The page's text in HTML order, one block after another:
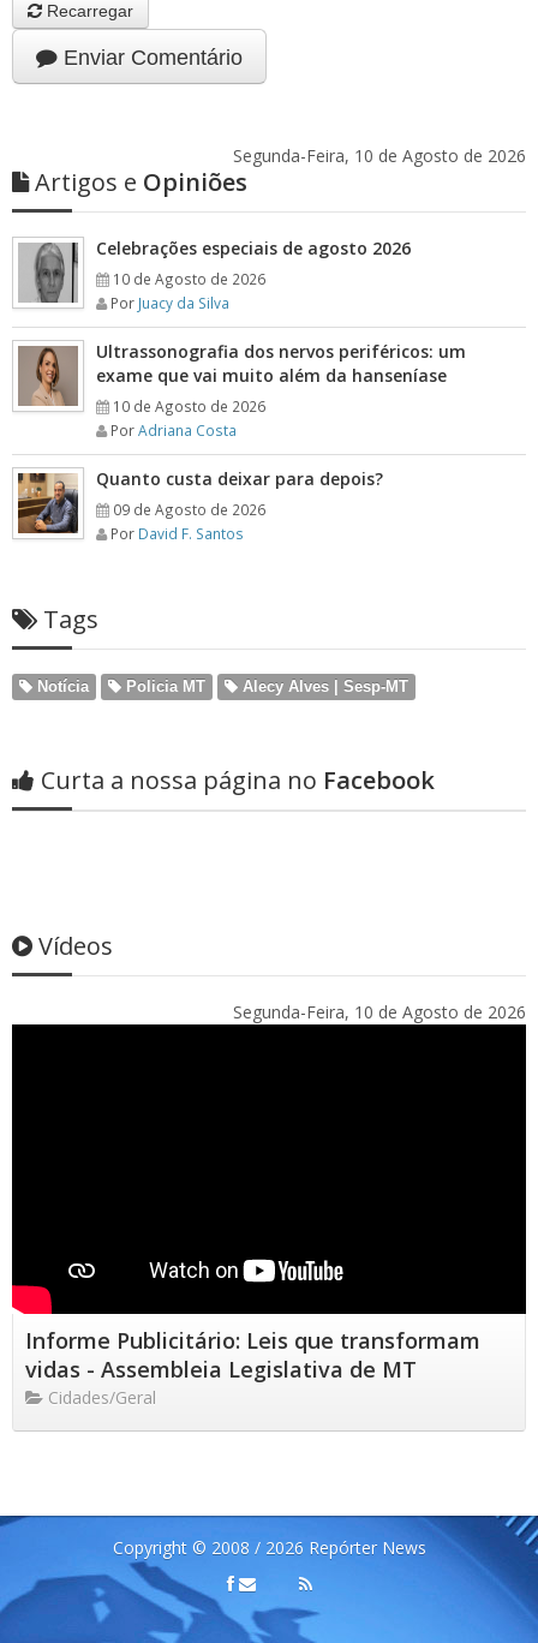
Recarregar
Enviar Comentário
Segunda-Feira, 10 de Agosto de 2026
Artigos e Opiniões
Celebrações especiais de agosto 2026
10 de Agosto de 2026
Por Juacy da Silva
Ultrassonografia dos nervos periféricos: um
exame que vai muito além da hanseníase
10 de Agosto de 2026
PorAdriana Costa
Quanto custa deixar para depois?
09 de Agosto de 2026
Por David F. Santos
Tags
Notícia Policia MT Alecy Alves | Sesp-MT
Curta a nossa página no Facebook
Vídeos
Segunda-Feira, 10 de Agosto de 2026
Informe Publicitário: Leis que transformam
vidas - Assembleia Legislativa de MT
Cidades/Geral
Copyright © 2008 / 2026 Repórter News